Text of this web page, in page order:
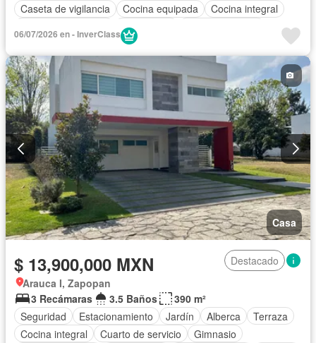
Caseta de vigilancia Cocina equipada
Cocina integral
Electricidad
Jardín
Recámara con closet
Sala polivalente
Seguridad
Terraza Wifi Zonas verdes
06/07/2026 en - InverClass
Casa
$ 13,900,000 MXN
Destacado
Arauca I, Zapopan
3 Recámaras
3.5 Baños
390 m²
Seguridad
Estacionamiento Jardín Alberca
Terraza
Cocina integral
Cuarto de servicio
Gimnasio